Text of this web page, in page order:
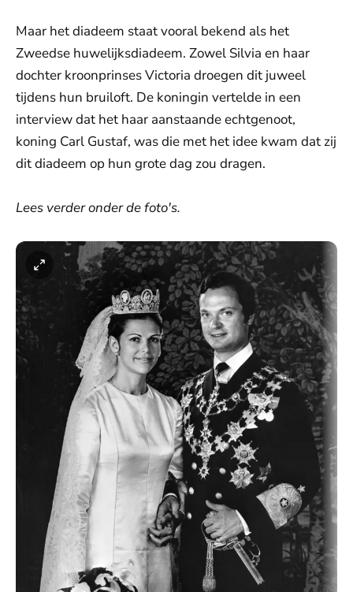
Maar het diadeem staat vooral bekend als het
Zweedse huwelijksdiadeem. Zowel Silvia en haar
dochter kroonprinses Victoria droegen dit juweel
tijdens hun bruiloft. De koningin vertelde in een
interview dat het haar aanstaande echtgenoot,
koning Carl Gustaf, was die met het idee kwam dat zij
dit diadeem op hun grote dag zou dragen.
Lees verder onder de foto's.